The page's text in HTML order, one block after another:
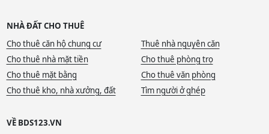
NHÀ ĐẤT CHO THUÊ
Cho thuê căn hộ chung cư
Thuê nhà nguyên căn
Cho thuê nhà mặt tiền
Cho thuê phòng trọ
Cho thuê mặt bằng
Cho thuê văn phòng
Cho thuê kho, nhà xưởng, đất
Tìm người ở ghép
VỀ BDS123.VN